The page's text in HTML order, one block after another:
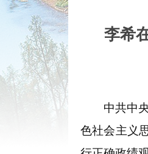
李希
中共中央
色社会主义